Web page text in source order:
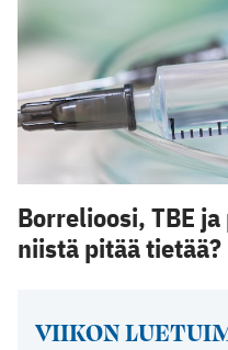
VIIKON
Borrelioosi, TBE
niistä pitää tietää?